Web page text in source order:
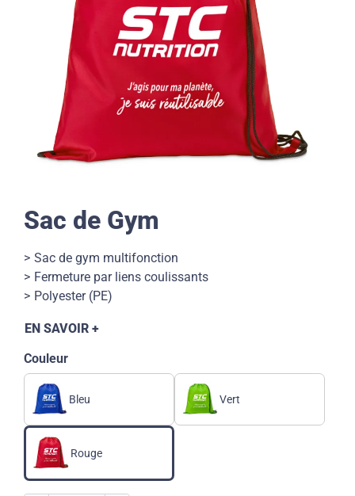
Sac de Gym
Sac de gym multifonction
Fermeture par liens coulissants
Polyester (PE)
EN SAVOIR +
Couleur
Bleu Vert
Rouge